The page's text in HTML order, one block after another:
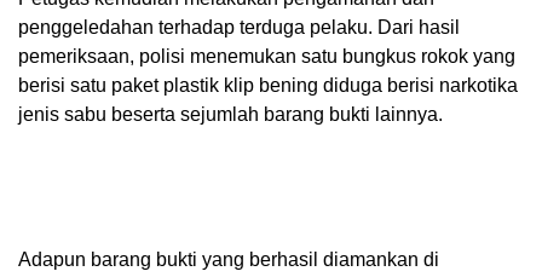
penggeledahan terhadap terduga pelaku. Dari hasil
pemeriksaan, polisi menemukan satu bungkus rokok yang
berisi satu paket plastik klip bening diduga berisi narkotika
jenis sabu beserta sejumlah barang bukti lainnya.
Adapun barang bukti yang berhasil diamankan di